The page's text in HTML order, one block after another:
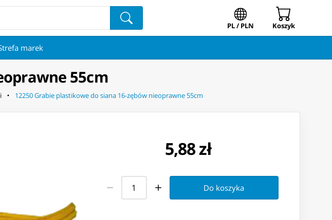
PL / PLN Koszyk
marek
55cm
12250 Grabie plastikowe do siana 16-zębów nieoprawne 55cm
5,88 zł
Do koszyka